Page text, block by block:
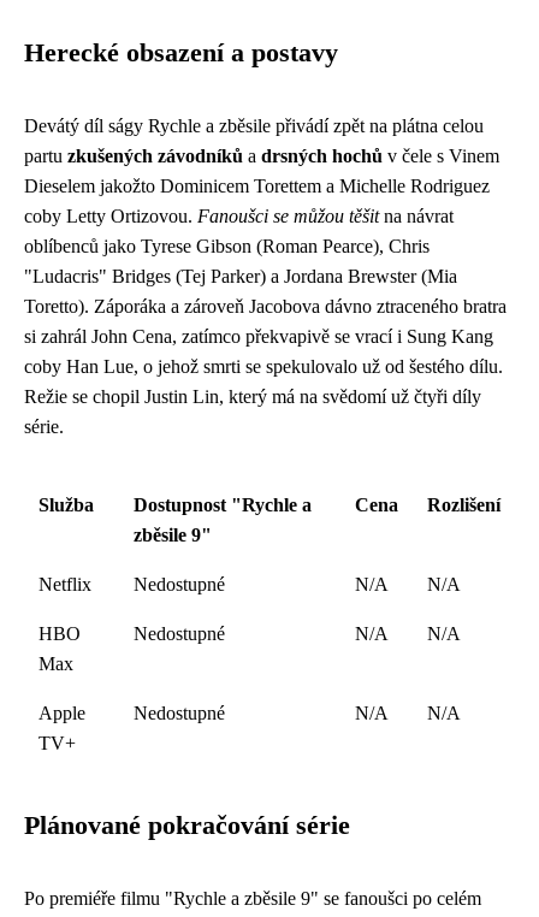
Herecké obsazení a postavy
Devátý díl ságy Rychle a zběsile přivádí zpět na plátna celou
partu zkušených závodníků a drsných hochů v čele s Vinem
Dieselem jakožto Dominicem Torettem a Michelle Rodriguez
coby Letty Ortizovou. Fanoušci se můžou těšitna návrat
oblíbenců jako Tyrese Gibson (Roman Pearce), Chris
"Ludacris" Bridges (Tej Parker) a Jordana Brewster (Mia
Toretto). Záporáka a zároveň Jacobova dávno ztraceného bratra
si zahrál John Cena, zatímco překvapivě se vrací i Sung Kang
coby Han Lue, o jehož smrti se spekulovalo už od šestého dílu.
Režie se chopil Justin Lin, který má na svědomí už čtyři díly
série.
Služba
Dostupnost "Rychle a
zběsile 9"
Cena Rozlišení
Netflix Nedostupné N/A N/A
HBO
Max
Nedostupné N/A N/A
Apple
TV+
Nedostupné N/A N/A
Plánované pokračování série
Po premiéře filmu "Rychle a zběsile 9" se fanoušci po celém